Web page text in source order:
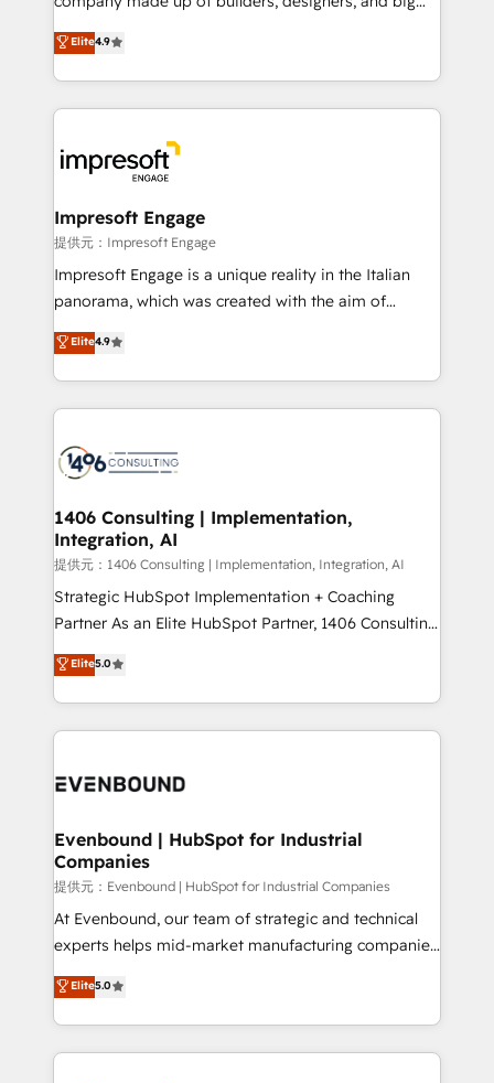
Platform Migration Excellence. • Top 3 Partner of the
Year LATAM 2022, 2023, 2024, 2025. • Partner of the
business with HubSpot? Let Cebra’s experts help
you grow faster, smarter, and with impact.
thinkers. We blend strategy, design, and
development—always fueled by curiosity—to turn
ideas, opportunities, and challenges into meaningful
experiences. To us, technology is more than just
and—most importantly—simple. That’s why we lean
into bold ideas and shape them into thoughtful
products and strategies that actually make a
difference.
Elite4.9
Impresoft Engage
提供元：Impresoft Engage
Impresoft Engage is a unique reality in the Italian
panorama, which was created with the aim of
putting Customer Experience at the center by
creating digital environments capable of integrating
people, processes and data. We offer the best
digital solutions on the market, ranging from CRM
marketing automation to online and offline sales
allowing companies to optimize processes and meet
the needs of the customer. We are part of Impresoft
Group, a group of specialized and complementary
companies that divide their offer into 4
Competence Centers: Smart Manufacturing,
The synergies generated by these integrations,
together with the combination of talents, skills,
to accompany companies on their digital
Elite4.9
1406 Consulting | Implementation,
Integration, AI
提供元：1406 Consulting | Implementation, Integration, AI
Strategic HubSpot Implementation + Coaching
Partner As an Elite HubSpot Partner, 1406 Consulting
helps mid-market revenue teams transform how
they sell, market, and serve. We don't just build your
HubSpot—we teach your team to own it, then stay
to help you keep winning. What We Do ⚙️ CRM
Data & Content 📈 Sales & Marketing Alignment +
Agent Creation 🔄 Custom Integrations & Data
Migration Why 1406 We become part of your team.
Your team learns while we build. We fix what others
broke. Built for mid-market reality—practical
solutions that work with your actual headcount and
HubSpot partners 🔄 Top 5% globally in client
retention 📅 8+ years of consistent results since 2017
Elite5.0
Evenbound | HubSpot for Industrial
Companies
提供元：Evenbound | HubSpot for Industrial Companies
At Evenbound, our team of strategic and technical
experts helps mid-market manufacturing companies
achieve real growth. We specialize in delivering
tailored solutions that drive results by leveraging
HubSpot’s platform and data to fuel success.
Technical Solutions: - HubSpot Technical Consulting -
Elite5.0